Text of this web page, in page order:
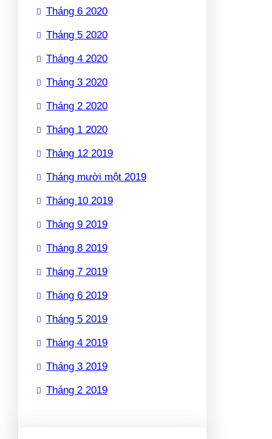
Tháng 6 2020
Tháng 5 2020
Tháng 4 2020
Tháng 3 2020
Tháng 2 2020
Tháng 1 2020
Tháng 12 2019
Tháng mười một 2019
Tháng 10 2019
Tháng 9 2019
Tháng 8 2019
Tháng 7 2019
Tháng 6 2019
Tháng 5 2019
Tháng 4 2019
Tháng 3 2019
Tháng 2 2019